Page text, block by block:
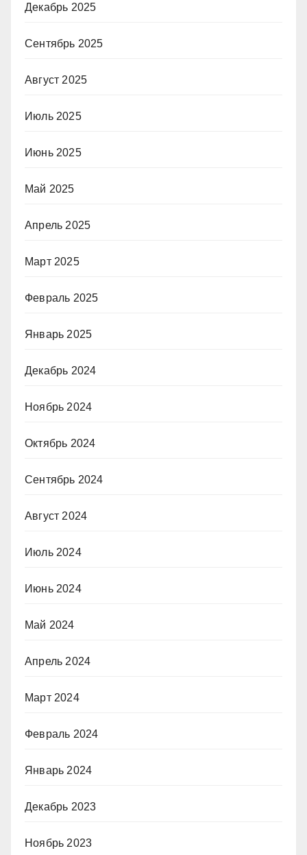
Декабрь 2025
Сентябрь 2025
Август 2025
Июль 2025
Июнь 2025
Май 2025
Апрель 2025
Март 2025
Февраль 2025
Январь 2025
Декабрь 2024
Ноябрь 2024
Октябрь 2024
Сентябрь 2024
Август 2024
Июль 2024
Июнь 2024
Май 2024
Апрель 2024
Март 2024
Февраль 2024
Январь 2024
Декабрь 2023
Ноябрь 2023